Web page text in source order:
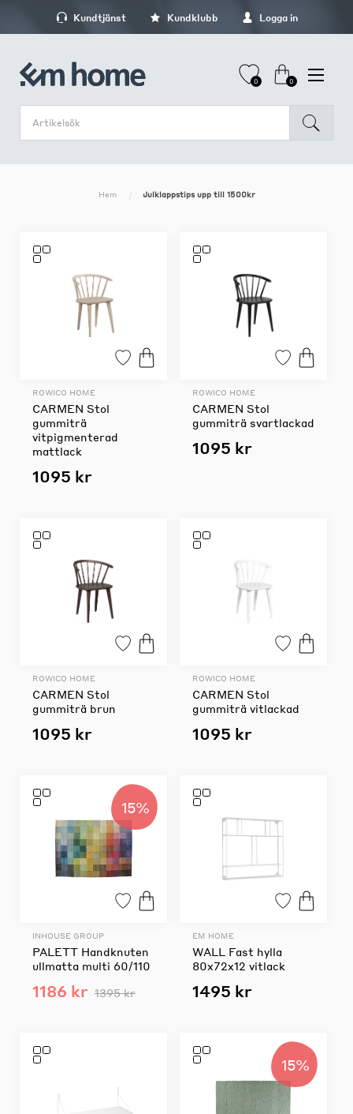
Kundtjänst Kundklubb Logga in
0 0
Hem Julklappstips upp till 1500kr
ROWICO HOME
CARMEN Stol
gummiträ
vitpigmenterad
mattlack
1095 kr
ROWICO HOME
CARMEN Stol
gummiträ svartlackad
1095 kr
ROWICO HOME
CARMEN Stol
gummiträ brun
1095 kr
ROWICO HOME
CARMEN Stol
gummiträ vitlackad
1095 kr
15%
INHOUSE GROUP
PALETT Handknuten
ullmatta multi 60/110
1186 kr 1395 kr
EM HOME
WALL Fast hylla
80x72x12 vitlack
1495 kr
15%